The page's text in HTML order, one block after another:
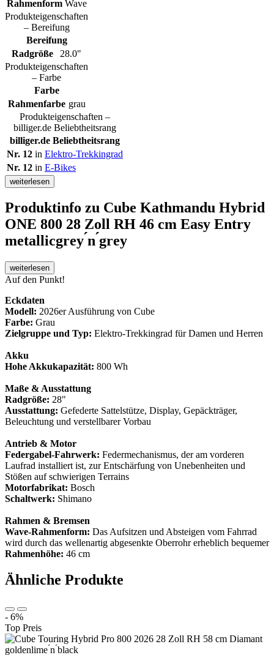
Rahmenform Wave
Produkteigenschaften
– Bereifung
Bereifung
Radgröße
28.0"
Produkteigenschaften
– Farbe
Farbe
Rahmenfarbe grau
Produkteigenschaften –
billiger.de Beliebtheitsrang
billiger.de Beliebtheitsrang
Nr. 12 in Elektro-Trekkingrad
Nr. 12 in E-Bikes
weiterlesen
Produktinfo zu Cube Kathmandu Hybrid
ONE 800 28 Zoll RH 46 cm Easy Entry
metallicgrey ́n ́grey
weiterlesen
Auf den Punkt!
Eckdaten
Modell: 2026er Ausführung von Cube
Farbe: Grau
Zielgruppe und Typ: Elektro-Trekkingrad für Damen und Herren
Akku
Hohe Akkukapazität: 800 Wh
Maße & Ausstattung
Radgröße: 28"
Ausstattung: Gefederte Sattelstütze, Display, Gepäckträger,
Beleuchtung und verstellbarer Vorbau
Antrieb & Motor
Federgabel-Fahrwerk: Federmechanismus, der am vorderen
Laufrad installiert ist, zur Entschärfung von Unebenheiten und
Stößen auf schwierigen Terrains
Motorfabrikat: Bosch
Schaltwerk: Shimano
Rahmen & Bremsen
Wave-Rahmenform: Das Aufsitzen und Absteigen vom Fahrrad
wird durch das wellenartig abgesenkte Oberrohr erheblich bequemer
Rahmenhöhe: 46 cm
Ähnliche Produkte
- 6%
Top Preis